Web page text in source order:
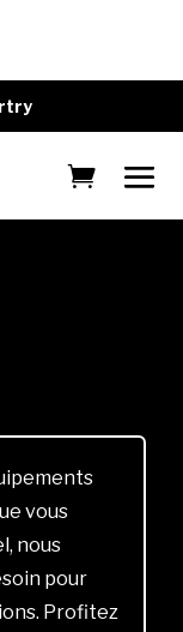
vous
nous
pour
Profitez